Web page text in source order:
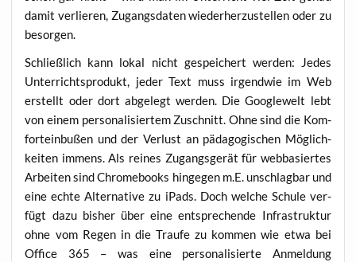
damit ver­lie­ren, Zugangs­da­ten wie­der­her­zu­stel­len oder zu
besorgen.
Schließ­lich kann lokal nicht gespei­chert wer­den: Jedes
Unter­richts­pro­dukt, jeder Text muss irgend­wie im Web
erstellt oder dort abge­legt wer­den. Die Goo­gle­welt lebt
von einem per­so­na­li­sier­tem Zuschnitt. Ohne sind die Kom­
fort­ein­bu­ßen und der Ver­lust an päd­ago­gi­schen Mög­lich­
kei­ten immens. Als rei­nes Zugangs­ge­rät für web­ba­sier­tes
Arbei­ten sind Chrome­books hin­ge­gen m.E. unschlag­bar und
eine ech­te Alter­na­ti­ve zu iPads. Doch wel­che Schu­le ver­
fügt dazu bis­her über eine ent­spre­chen­de Infra­struk­tur
ohne vom Regen in die Trau­fe zu kom­men wie etwa bei
Office 365 – was eine per­so­na­li­sier­te Anmel­dung